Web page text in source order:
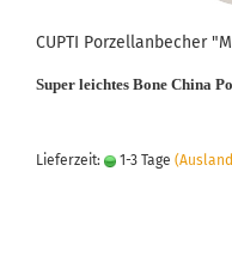
CUPTI Porzellanbecher
Super leichtes Bone China
Lieferzeit: 1-3 Tage